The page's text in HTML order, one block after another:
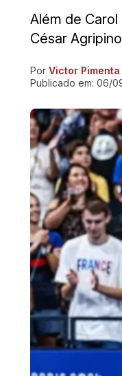
Além de
César
Ir direto pra
Por Victor Pimenta
Publicado em: 06/